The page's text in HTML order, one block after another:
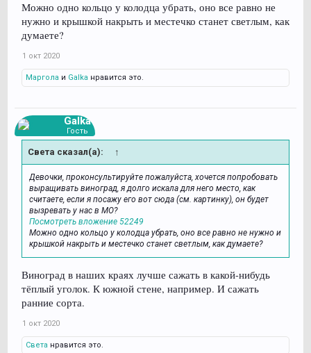
Можно одно кольцо у колодца убрать, оно все равно не
нужно и крышкой накрыть и местечко станет светлым, как
думаете?
1 окт 2020
Маргола и Galka нравится это.
Galka
Гость
Света сказал(а): ↑
Девочки, проконсультируйте пожалуйста, хочется попробовать
выращивать виноград, я долго искала для него место, как
считаете, если я посажу его вот сюда (см. картинку), он будет
вызревать у нас в МО?
Посмотреть вложение 52249
Можно одно кольцо у колодца убрать, оно все равно не нужно и
крышкой накрыть и местечко станет светлым, как думаете?
Виноград в наших краях лучше сажать в какой-нибудь
тёплый уголок. К южной стене, например. И сажать
ранние сорта.
1 окт 2020
Света нравится это.